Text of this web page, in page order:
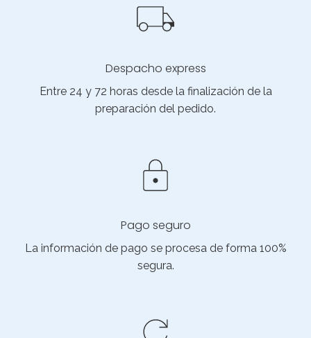
Despacho express
Entre 24 y 72 horas desde la finalización de la
preparación del pedido.
Pago seguro
La información de pago se procesa de forma 100%
segura.